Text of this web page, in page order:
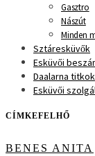
Gasztro
Nászút
Minden
Sztáresküvők
Esküvői
Daalarna titkok
Esküvői
CÍMKEFELHŐ
BENES ANITA